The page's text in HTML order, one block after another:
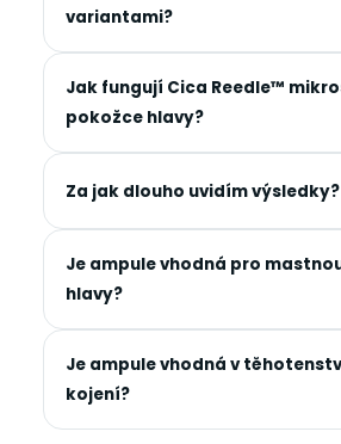
variantami?
Jak fungují Cica Reedle™
pokožce hlavy?
Za jak dlouho uvidím výsledky?
Je ampule vhodná pro
hlavy?
Je ampule vhodná v
kojení?